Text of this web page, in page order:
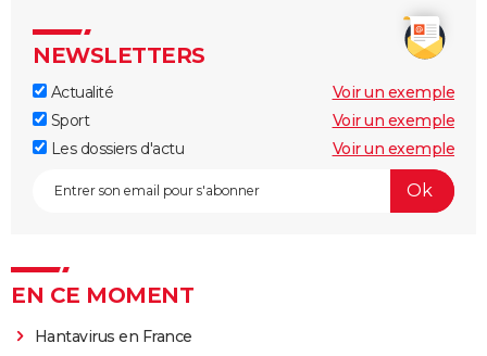
NEWSLETTERS
Actualité
Voir un exemple
Sport
Voir un exemple
Les dossiers d'actu
Voir un exemple
EN CE MOMENT
Hantavirus en France